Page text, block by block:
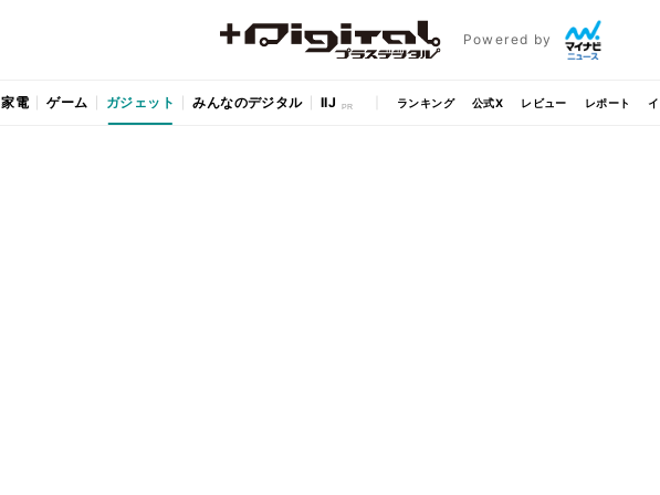
Powered by
家電 ゲーム ガジェット みんなのデジタル IIJ ランキング 公式X レビュー レポート